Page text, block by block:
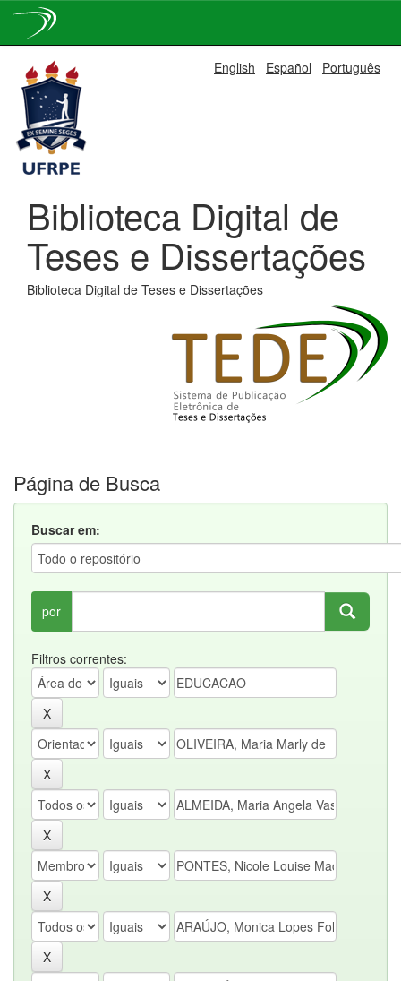
navigation
English Español Português
Biblioteca Digital de
Teses e Dissertações
Biblioteca Digital de Teses e Dissertações
Página de Busca
Buscar em:
por
Filtros correntes: